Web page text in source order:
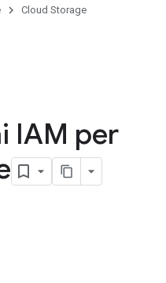
Cloud Storage
IAM per